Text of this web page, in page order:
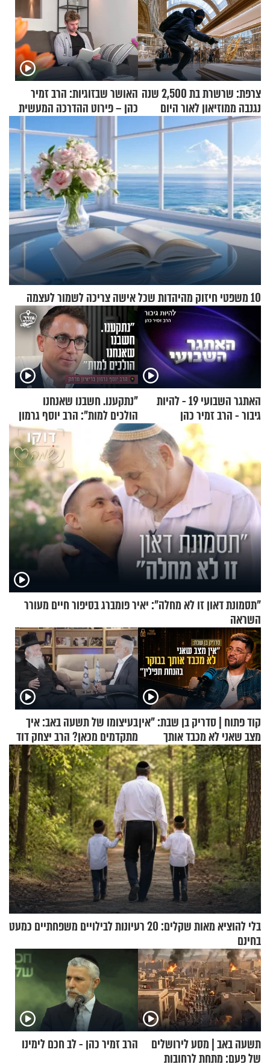
צרפת: שרשרת בת 2,500 שנה
נגנבה ממוזיאון לאור היום
האושר שבזוגיות: הרב זמיר
כהן – פירוט ההדרכה המעשית
10 משפטי חיזוק מהיהדות שכל אישה צריכה לשמור לעצמה
האתגר השבועי 19 - להיות
גיבור - הרב זמיר כהן
"נתקענו. חשבנו שאנחנו
הולכים למות": הרב יוסף גרמון
בריאיון מרתק
"תסמונת דאון זו לא מחלה": יאיר פומברג בסיפור חיים מעורר
השראה
קוד פתוח | סדריק בן שבת: "אין
מצב שאני לא מכבד אותך
בבוקר בהנחת תפילין"
בעיצומו של תשעה באב: איך
מתקדמים מכאן? הרב יצחק דוד
גרוסמן בשיחה מיוחדת
בלי להוציא מאות שקלים: 20 רעיונות לבילויים משפחתיים כמעט
בחינם
תשעה באב | מסע לירושלים
של פעם: מתחת לרחובות
הרב זמיר כהן - לב חכם לימינו